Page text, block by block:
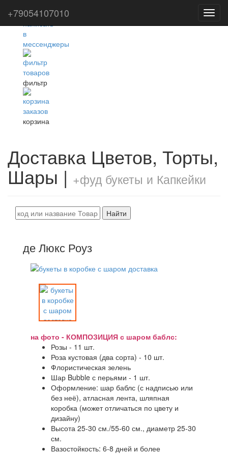
фильтр
корзина
Доставка Цветов, Торты,
Шары | +фуд букеты и Капкейки
Найти
де Люкс Роуз
на фото - КОМПОЗИЦИЯ с шаром баблс:
Розы - 11 шт.
Роза кустовая (два сорта) - 10 шт.
Флористическая зелень
Шар Bubble с перьями - 1 шт.
Оформление: шар баблс (с надписью или
без неё), атласная лента, шляпная
коробка (может отличаться по цвету и
дизайну)
Высота 25-30 см./55-60 см., диаметр 25-30
см.
Вазостойкость: 6-8 дней и более
+79054107010